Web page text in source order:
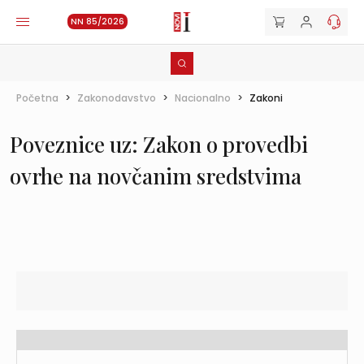
NN 85/2026
Početna > Zakonodavstvo > Nacionalno > Zakoni
Poveznice uz: Zakon o provedbi
ovrhe na novčanim sredstvima